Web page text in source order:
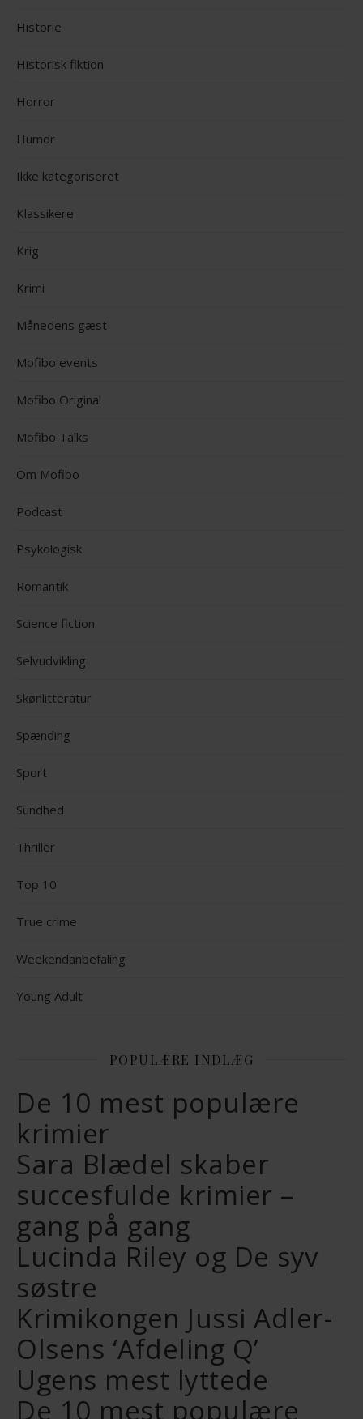
Historie
Historisk fiktion
Horror
Humor
Ikke kategoriseret
Klassikere
Krig
Krimi
Månedens gæst
Mofibo events
Mofibo Original
Mofibo Talks
Om Mofibo
Podcast
Psykologisk
Romantik
Science fiction
Selvudvikling
Skønlitteratur
Spænding
Sport
Sundhed
Thriller
Top 10
True crime
Weekendanbefaling
Young Adult
POPULÆRE INDLÆG
De 10 mest populære
krimier
Sara Blædel skaber
succesfulde krimier –
gang på gang
Lucinda Riley og De syv
søstre
Krimikongen Jussi Adler-
Olsens ‘Afdeling Q’
Ugens mest lyttede
De 10 mest populære